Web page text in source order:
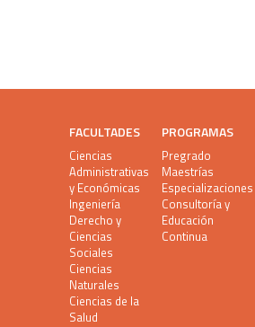
FACULTADES
Ciencias
Administrativas
y Económicas
Ingeniería
Derecho y
Ciencias
Sociales
Ciencias
Naturales
Ciencias de la
Salud
PROGRAMAS
Pregrado
Maestrías
Especializaciones
Consultoría y
Educación
Continua